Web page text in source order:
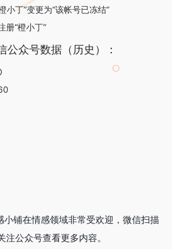
小丁”变更为“该帐号已冻结”
册“橙小丁”
公众号数据（历史）：
铺在情感领域非常受欢迎，微信扫描
公众号查看更多内容。